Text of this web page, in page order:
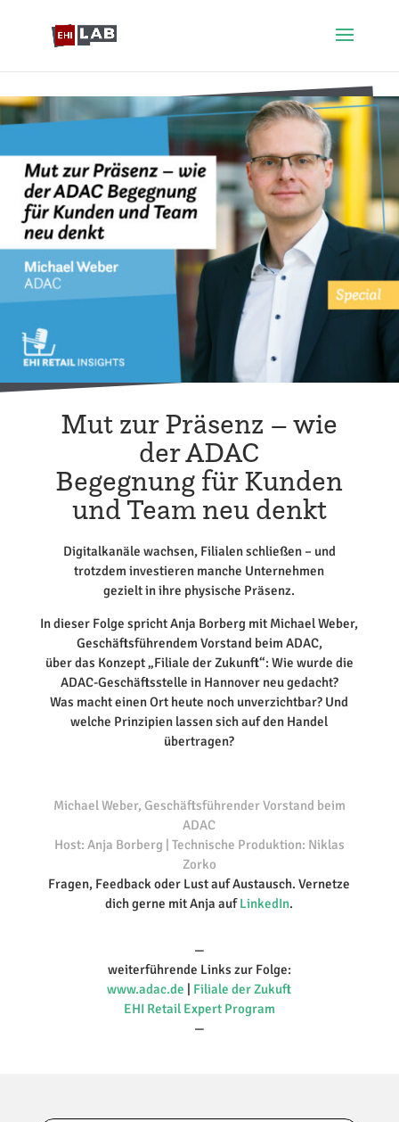
Mut zur Präsenz – wie
der ADAC
Begegnung für Kunden
und Team neu denkt
Digitalkanäle wachsen, Filialen schließen – und
trotzdem investieren manche Unternehmen
gezielt in ihre physische Präsenz.
In dieser Folge spricht Anja Borberg mit Michael Weber,
Geschäftsführendem Vorstand beim ADAC,
über das Konzept „Filiale der Zukunft“: Wie wurde die
ADAC-Geschäftsstelle in Hannover neu gedacht?
Was macht einen Ort heute noch unverzichtbar? Und
welche Prinzipien lassen sich auf den Handel
übertragen?
Michael Weber, Geschäftsführender Vorstand beim
ADAC
Host: Anja Borberg | Technische Produktion: Niklas
Zorko
Fragen, Feedback oder Lust auf Austausch. Vernetze
dich gerne mit Anja aufLinkedIn.
—
weiterführende Links zur Folge:
www.adac.de | Filiale der Zukuft
EHI Retail Expert Program
—